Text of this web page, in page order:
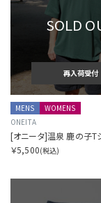
SOLD
再入荷受付
MENS
WOMENS
ONEITA
￥5,500(税込)